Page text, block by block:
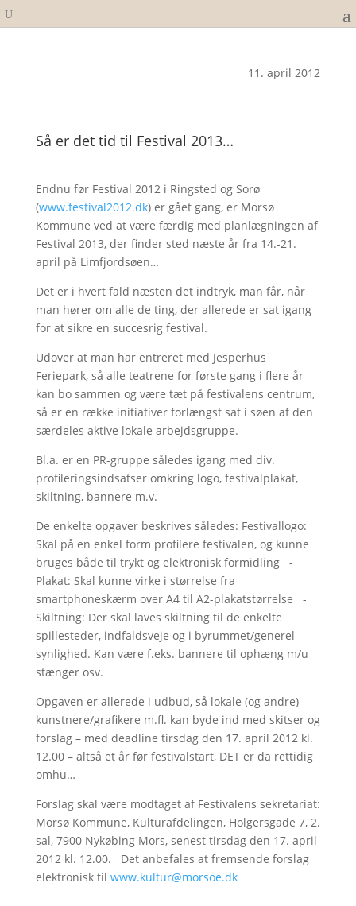
11. april 2012
Så er det tid til Festival 2013…
Endnu før Festival 2012 i Ringsted og Sorø
(www.festival2012.dk) er gået gang, er Morsø
Kommune ved at være færdig med planlægningen af
Festival 2013, der finder sted næste år fra 14.-21.
april på Limfjordsøen…
Det er i hvert fald næsten det indtryk, man får, når
man hører om alle de ting, der allerede er sat igang
for at sikre en succesrig festival.
Udover at man har entreret med Jesperhus
Feriepark, så alle teatrene for første gang i flere år
kan bo sammen og være tæt på festivalens centrum,
så er en række initiativer forlængst sat i søen af den
særdeles aktive lokale arbejdsgruppe.
Bl.a. er en PR-gruppe således igang med div.
profileringsindsatser omkring logo, festivalplakat,
skiltning, bannere m.v.
De enkelte opgaver beskrives således: Festivallogo:
Skal på en enkel form profilere festivalen, og kunne
bruges både til trykt og elektronisk formidling -
Plakat: Skal kunne virke i størrelse fra
smartphoneskærm over A4 til A2-plakatstørrelse -
Skiltning: Der skal laves skiltning til de enkelte
spillesteder, indfaldsveje og i byrummet/generel
synlighed. Kan være f.eks. bannere til ophæng m/u
stænger osv.
Opgaven er allerede i udbud, så lokale (og andre)
kunstnere/grafikere m.fl. kan byde ind med skitser og
forslag – med deadline tirsdag den 17. april 2012 kl.
12.00 – altså et år før festivalstart, DET er da rettidig
omhu…
Forslag skal være modtaget af Festivalens sekretariat:
Morsø Kommune, Kulturafdelingen, Holgersgade 7, 2.
sal, 7900 Nykøbing Mors, senest tirsdag den 17. april
2012 kl. 12.00. Det anbefales at fremsende forslag
elektronisk til www.kultur@morsoe.dk